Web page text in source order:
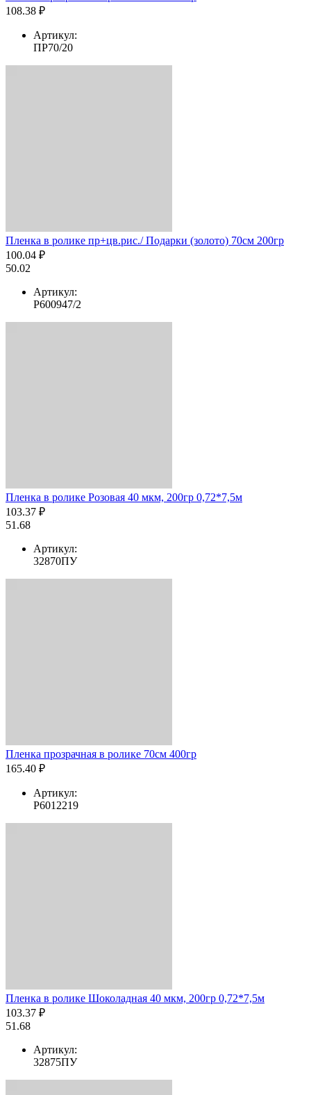
108.38 ₽
Артикул:
ПР70/20
Пленка в ролике пр+цв.рис./ Подарки (золото) 70см 200гр
100.04 ₽
50.02
Артикул:
Р600947/2
Пленка в ролике Розовая 40 мкм, 200гр 0,72*7,5м
103.37 ₽
51.68
Артикул:
32870ПУ
Пленка прозрачная в ролике 70см 400гр
165.40 ₽
Артикул:
Р6012219
Пленка в ролике Шоколадная 40 мкм, 200гр 0,72*7,5м
103.37 ₽
51.68
Артикул:
32875ПУ